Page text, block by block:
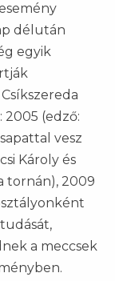
délután
egyik
(edző:
vesz
Károly és
tornán), 2009
a meccsek